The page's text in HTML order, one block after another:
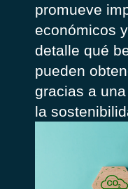
promueve
económicos
detalle qué
pueden
gracias a
la